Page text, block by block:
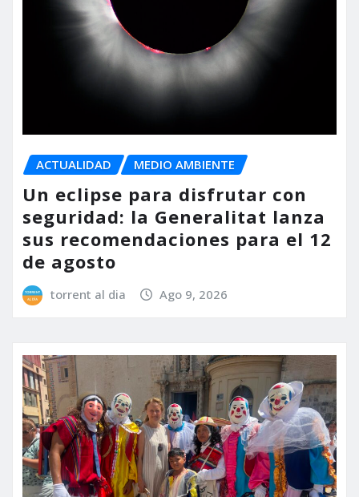
ACTUALIDAD MEDIO AMBIENTE
Un eclipse para disfrutar con
seguridad: la Generalitat lanza
sus recomendaciones para el 12
de agosto
torrent al dia Ago 9, 2026